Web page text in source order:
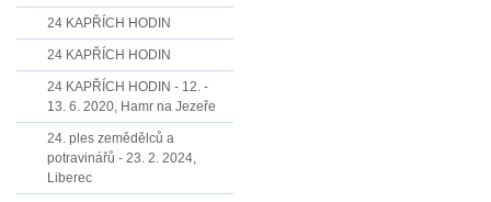
24 KAPŘÍCH HODIN
24 KAPŘÍCH HODIN
24 KAPŘÍCH HODIN - 12. -
13. 6. 2020, Hamr na Jezeře
24. ples zemědělců a
potravinářů - 23. 2. 2024,
Liberec